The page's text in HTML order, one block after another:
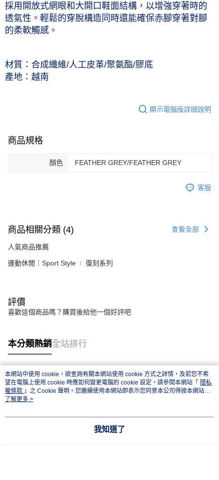
採用開放式網眼和大開口鞋面結構，以增強穿著時的
透氣性。輕鬆的穿脫構造同時還能確保赤腳穿著對腳
的柔軟觸感。
材質：合成纖維/人工皮革/聚氨酯/膠底
產地：越南
顯示電腦版詳細說明
商品規格
顏色 FEATHER GREY/FEATHER GREY
客服
商品相關分類 (4) 查看全部
人氣商品推薦
運動休閒｜Sport Style 復刻系列
評價
喜歡這個商品嗎？購買後給他一個好評吧
本分類熱銷全站排行
熱門標籤
本網站中使用 cookie，欲查詢有關本網站使用 cookie 方式之詳情，及若您不希
望在電腦上使用 cookie 時應如何變更電腦的 cookie 設定，請參閱本網站「 隱私
權條款 」之 Cookie 聲明。您繼續使用本網站即表示您同意本公司得按本網站使
用條款之 Cookie 聲明使用 cookie。
了解更多 >
我知道了